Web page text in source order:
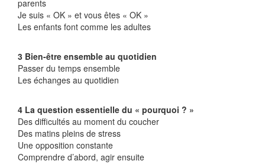
parents
Je suis « OK » et vous êtes « OK »
Les enfants font comme les adultes
3 Bien-être ensemble au quotidien
Passer du temps ensemble
Les échanges au quotidien
4 La question essentielle du « pourquoi ? »
Des difficultés au moment du coucher
Des matins pleins de stress
Une opposition constante
Comprendre d’abord, agir ensuite